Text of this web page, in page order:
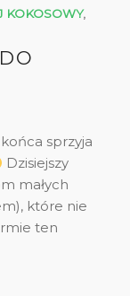
KOKOSOWY,
sprzyja
Dzisiejszy
małych
które nie
ten